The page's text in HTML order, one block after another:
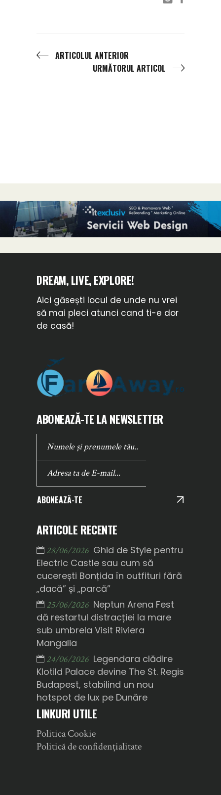
ARTICOLUL ANTERIOR
URMĂTORUL ARTICOL
DREAM, LIVE, EXPLORE!
Aici găsești locul de unde nu vrei
să mai pleci atunci cand ti-e dor
de casă!
ABONEAZĂ-TE LA NEWSLETTER
ABONEAZĂ-TE
ARTICOLE RECENTE
28/06/2026 Ghid de Style pentru
Electric Castle sau cum să
cucerești Bonțida în outfituri fără
„dacă” și „parcă”
25/06/2026 Neptun Arena Fest
dă restartul distracției la mare
sub umbrela Visit Riviera
Mangalia
24/06/2026 Legendara clădire
Klotild Palace devine The St. Regis
Budapest, stabilind un nou
hotspot de lux pe Dunăre
LINKURI UTILE
Politica Cookie
Politică de confidențialitate